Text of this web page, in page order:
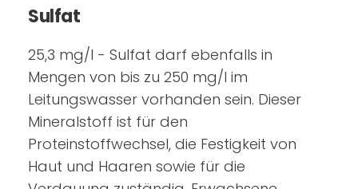
Sulfat
25,3 mg/l - Sulfat darf ebenfalls in
Mengen von bis zu 250 mg/l im
Leitungswasser vorhanden sein. Dieser
Mineralstoff ist für den
Proteinstoffwechsel, die Festigkeit von
Haut und Haaren sowie für die